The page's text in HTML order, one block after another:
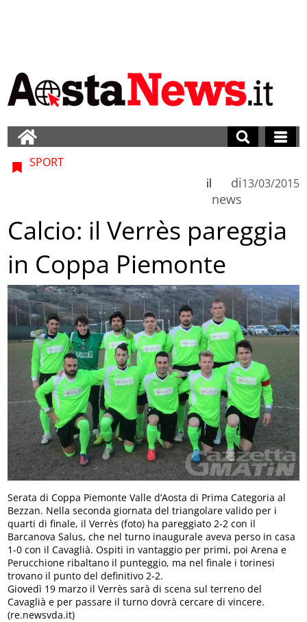
SPORT
di
news
il 13/03/2015
Calcio: il Verrès pareggia
in Coppa Piemonte
Serata di Coppa Piemonte Valle d’Aosta di Prima Categoria al
Bezzan. Nella seconda giornata del triangolare valido per i
quarti di finale, il Verrès (foto) ha pareggiato 2-2 con il
Barcanova Salus, che nel turno inaugurale aveva perso in casa
1-0 con il Cavaglià. Ospiti in vantaggio per primi, poi Arena e
Perucchione ribaltano il punteggio, ma nel finale i torinesi
trovano il punto del definitivo 2-2.
Giovedì 19 marzo il Verrès sarà di scena sul terreno del
Cavaglià e per passare il turno dovrà cercare di vincere.
(re.newsvda.it)